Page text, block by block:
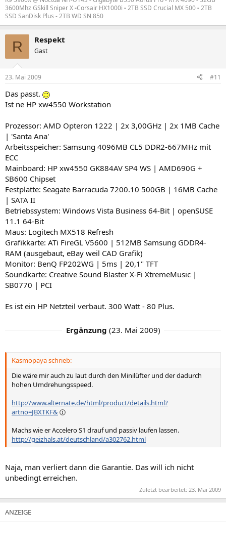
3600Mhz GSkill Sniper X-Corsair HX1000i -2TB SSD Crucial MX 500-2TB
SSD SanDisk Plus - 2TB WD SN 850
R Respekt
Gast
23. Mai 2009 #11
Das passt.
Ist ne HP xw4550 Workstation
Prozessor: AMD Opteron 1222 | 2x 3,00GHz | 2x 1MB Cache
| 'Santa Ana'
Arbeitsspeicher: Samsung 4096MB CL5 DDR2-667MHz mit
ECC
Mainboard: HP xw4550 GK884AV SP4 WS | AMD690G +
SB600 Chipset
Festplatte: Seagate Barracuda 7200.10 500GB | 16MB Cache
| SATA II
Betriebssystem: Windows Vista Business 64-Bit | openSUSE
11.1 64-Bit
Maus: Logitech MX518 Refresh
Grafikkarte: ATi FireGL V5600 | 512MB Samsung GDDR4-
RAM (ausgebaut, eBay weil CAD Grafik)
Monitor: BenQ FP202WG | 5ms | 20,1" TFT
Soundkarte: Creative Sound Blaster X-Fi XtremeMusic |
SB0770 | PCI
Es ist ein HP Netzteil verbaut. 300 Watt - 80 Plus.
Ergänzung (23. Mai 2009)
Kasmopaya schrieb:
Die wäre mir auch zu laut durch den Minilüfter und der dadurch
hohen Umdrehungsspeed.
http://www.alternate.de/html/product/details.html?
artno=JBXTKF&
Machs wie er Accelero S1 drauf und passiv laufen lassen.
http://geizhals.at/deutschland/a302762.html
Naja, man verliert dann die Garantie. Das will ich nicht
unbedingt erreichen.
Zuletzt bearbeitet: 23. Mai 2009